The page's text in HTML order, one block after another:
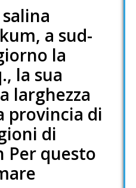
a sud-
la
la sua
larghezza
provincia di
di
Per questo